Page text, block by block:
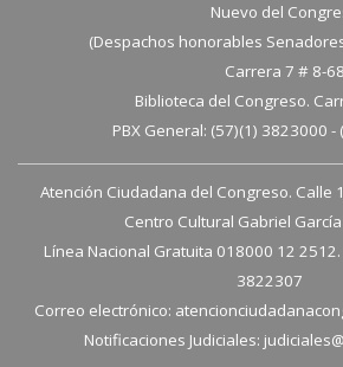
Nuevo del
(Despachos honorables
Carrera 7 # 8-68
Biblioteca del Congreso.
PBX General: (57)(1) 3823000
Atención Ciudadana del Congreso. Calle
Centro Cultural Gabriel
Línea Nacional Gratuita 018000 12
3822307
Correo electrónico:
Notificaciones Judiciales: